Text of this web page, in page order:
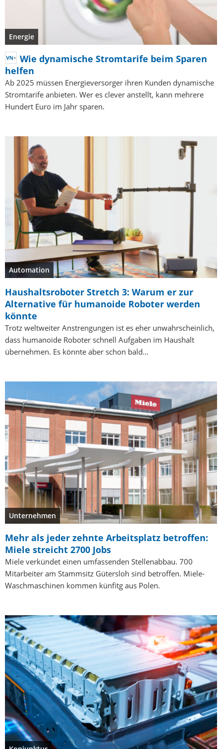
Energie
Wie dynamische Stromtarife beim Sparen
helfen
Ab 2025 müssen Energieversorger ihren Kunden dynamische
Stromtarife anbieten. Wer es clever anstellt, kann mehrere
Hundert Euro im Jahr sparen.
Automation
Haushaltsroboter Stretch 3: Warum er zur
Alternative für humanoide Roboter werden
könnte
Trotz weltweiter Anstrengungen ist es eher unwahrscheinlich,
dass humanoide Roboter schnell Aufgaben im Haushalt
übernehmen. Es könnte aber schon bald…
Unternehmen
Mehr als jeder zehnte Arbeitsplatz betroffen:
Miele streicht 2700 Jobs
Miele verkündet einen umfassenden Stellenabbau. 700
Mitarbeiter am Stammsitz Gütersloh sind betroffen. Miele-
Waschmaschinen kommen künfitg aus Polen.